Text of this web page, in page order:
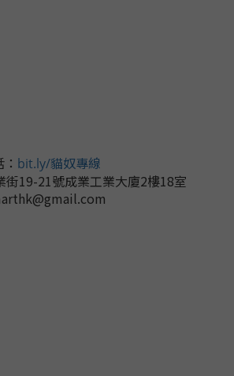
： bit.ly/貓奴專線
街19-21號成業工業大廈2樓18室